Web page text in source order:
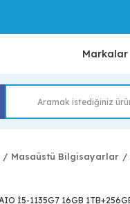
Markalar
Masaüstü Bilgisayarlar